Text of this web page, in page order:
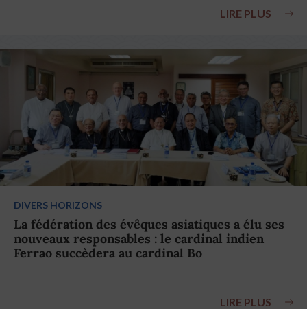
LIRE PLUS
DIVERS HORIZONS
La fédération des évêques asiatiques a élu ses
nouveaux responsables : le cardinal indien
Ferrao succèdera au cardinal Bo
LIRE PLUS